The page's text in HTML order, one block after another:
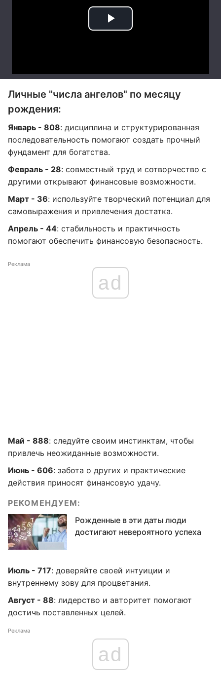
Личные "числа ангелов" по месяцу
рождения:
Январь - 808: дисциплина и структурированная
последовательность помогают создать прочный
фундамент для богатства.
Февраль - 28: совместный труд и сотворчество с
другими открывают финансовые возможности.
Март - 36: используйте творческий потенциал для
самовыражения и привлечения достатка.
Апрель - 44: стабильность и практичность
помогают обеспечить финансовую безопасность.
Реклама
ad
Май - 888: следуйте своим инстинктам, чтобы
привлечь неожиданные возможности.
Июнь - 606: забота о других и практические
действия приносят финансовую удачу.
РЕКОМЕНДУЕМ:
Рожденные в эти даты люди
достигают невероятного успеха
Июль - 717: доверяйте своей интуиции и
внутреннему зову для процветания.
Август - 88: лидерство и авторитет помогают
достичь поставленных целей.
Реклама
ad